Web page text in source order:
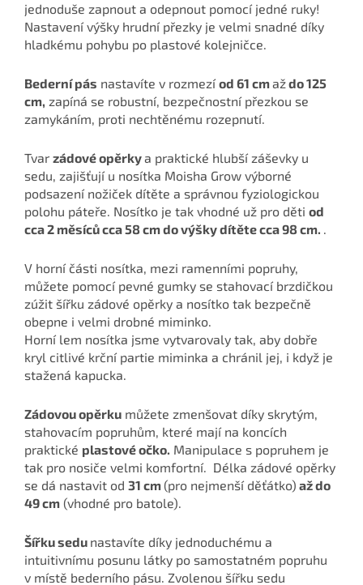
jednoduše zapnout a odepnout pomocí jedné ruky!
Nastavení výšky hrudní přezky je velmi snadné díky
hladkému pohybu po plastové kolejničce.
Bederní pás nastavíte v rozmezíod 61 cmaždo 125
cm, zapíná se robustní, bezpečnostní přezkou se
zamykáním, proti nechtěnému rozepnutí.
Tvar zádové opěrkya praktické hlubší záševky u
sedu, zajišťují u nosítka Moisha Grow výborné
podsazení nožiček dítěte a správnou fyziologickou
polohu páteře. Nosítko je tak vhodné už pro děti od
cca 2 měsíců cca 58 cm do výšky dítěte cca 98 cm. .
V horní části nosítka, mezi ramenními popruhy,
můžete pomocí pevné gumky se stahovací brzdičkou
zúžit šířku zádové opěrky a nosítko tak bezpečně
obepne i velmi drobné miminko.
Horní lem nosítka jsme vytvarovaly tak, aby dobře
kryl citlivé krční partie miminka a chránil jej, i když je
stažená kapucka.
Zádovou opěrku můžete zmenšovat díky skrytým,
stahovacím popruhům, které mají na koncích
praktické plastové očko. Manipulace s popruhem je
tak pro nosiče velmi komfortní. Délka zádové opěrky
se dá nastavit od 31 cm (pro nejmenší děťátko) až do
49 cm (vhodné pro batole).
Šířku sedu nastavíte díky jednoduchému a
intuitivnímu posunu látky po samostatném popruhu
v místě bederního pásu. Zvolenou šířku sedu